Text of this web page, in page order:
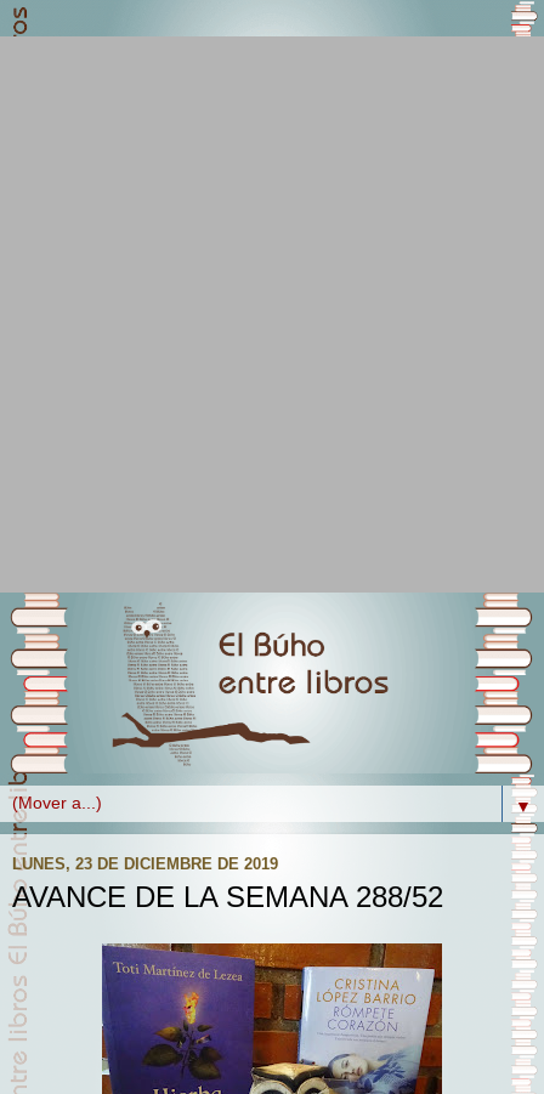
▼
LUNES, 23 DE DICIEMBRE DE 2019
AVANCE DE LA SEMANA 288/52